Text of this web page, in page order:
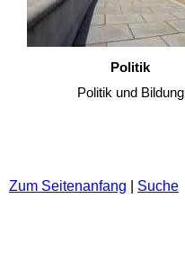
Politik
Politik und Bildung
Zum Seitenanfang Suche